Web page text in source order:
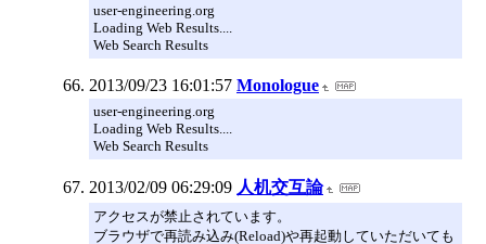
user-engineering.org
Loading Web Results....
Web Search Results
2013/09/23 16:01:57 Monologue
user-engineering.org
Loading Web Results....
Web Search Results
2013/02/09 06:29:09 人机交互論
アクセスが禁止されています。
ブラウザで再読み込み(Reload)や再起動していただいても